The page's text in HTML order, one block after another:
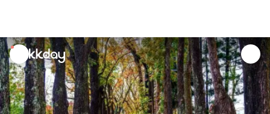
unread
notifications